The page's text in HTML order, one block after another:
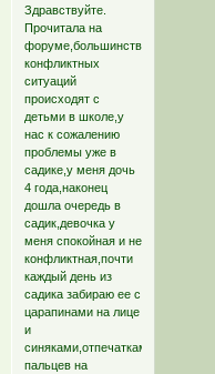
Здравствуйте.
Прочитала на
форуме,большинство
конфликтных
ситуаций
происходят с
детьми в школе,у
нас к сожалению
проблемы уже в
садике,у меня дочь
4 года,наконец
дошла очередь в
садик,девочка у
меня спокойная и не
конфликтная,почти
каждый день из
садика забираю ее с
царапинами на лице
и
синяками,отпечатками
пальцев на